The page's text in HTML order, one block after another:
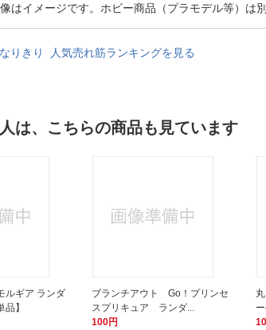
はイメージです。ホビー商品（プラモデル等）は
りきり 人気売れ筋ランキングを見る
は、こちらの商品も見ています
ギア ランダ
】
ブランチアウト Go！プリンセ
スプリキュア ランダ...
100円